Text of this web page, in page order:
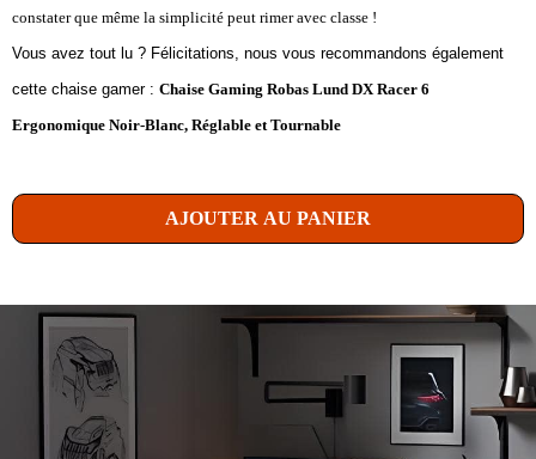
constater que même la simplicité peut rimer avec classe !
Vous avez tout lu ? Félicitations, nous vous recommandons également
cette chaise gamer : Chaise Gaming Robas Lund DX Racer 6
Ergonomique Noir-Blanc, Réglable et Tournable
AJOUTER AU PANIER